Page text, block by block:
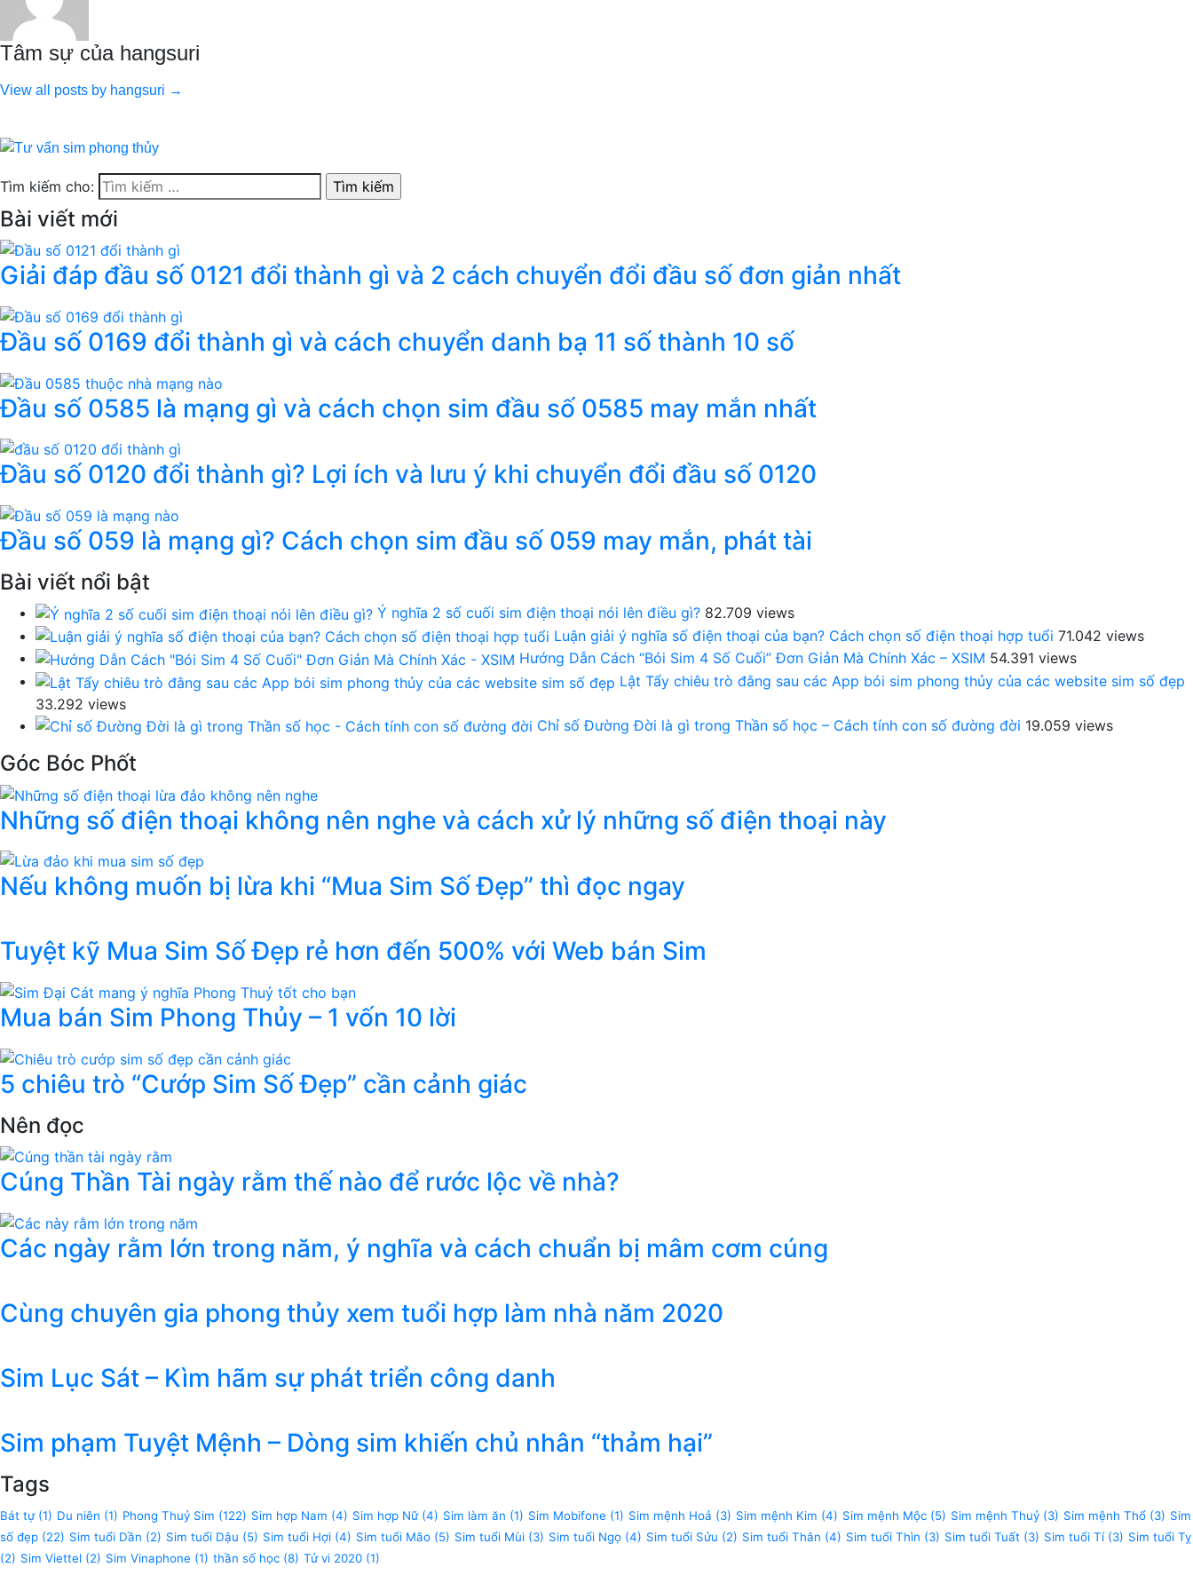
Tâm sự của hangsuri
View all posts by hangsuri →
Tìm kiếm cho:
Bài viết mới
Giải đáp đầu số 0121 đổi thành gì và 2 cách chuyển đổi đầu số đơn giản nhất
Đầu số 0169 đổi thành gì và cách chuyển danh bạ 11 số thành 10 số
Đầu số 0585 là mạng gì và cách chọn sim đầu số 0585 may mắn nhất
Đầu số 0120 đổi thành gì? Lợi ích và lưu ý khi chuyển đổi đầu số 0120
Đầu số 059 là mạng gì? Cách chọn sim đầu số 059 may mắn, phát tài
Bài viết nổi bật
Ý nghĩa 2 số cuối sim điện thoại nói lên điều gì? 82.709 views
Luận giải ý nghĩa số điện thoại của bạn? Cách chọn số điện thoại hợp tuổi 71.042 views
Hướng Dẫn Cách “Bói Sim 4 Số Cuối” Đơn Giản Mà Chính Xác – XSIM 54.391 views
Lật Tẩy chiêu trò đằng sau các App bói sim phong thủy của các website sim số đẹp
33.292 views
Chỉ số Đường Đời là gì trong Thần số học – Cách tính con số đường đời 19.059 views
Góc Bóc Phốt
Những số điện thoại không nên nghe và cách xử lý những số điện thoại này
Nếu không muốn bị lừa khi “Mua Sim Số Đẹp” thì đọc ngay
Tuyệt kỹ Mua Sim Số Đẹp rẻ hơn đến 500% với Web bán Sim
Mua bán Sim Phong Thủy – 1 vốn 10 lời
5 chiêu trò “Cướp Sim Số Đẹp” cần cảnh giác
Nên đọc
Cúng Thần Tài ngày rằm thế nào để rước lộc về nhà?
Các ngày rằm lớn trong năm, ý nghĩa và cách chuẩn bị mâm cơm cúng
Cùng chuyên gia phong thủy xem tuổi hợp làm nhà năm 2020
Sim Lục Sát – Kìm hãm sự phát triển công danh
Sim phạm Tuyệt Mệnh – Dòng sim khiến chủ nhân “thảm hại”
Tags
Bát tự(1) Du niên (1) Phong Thuỷ Sim (122) Sim hợp Nam (4) Sim hợp Nữ(4) Sim làm ăn (1) Sim Mobifone (1) Sim mệnh Hoả (3) Sim mệnh Kim (4) Sim mệnh Mộc (5) Sim mệnh Thuỷ (3) Sim mệnh Thổ (3) Sim
số đẹp (22) Sim tuổi Dần (2) Sim tuổi Dậu (5) Sim tuổi Hợi (4) Sim tuổi Mão (5) Sim tuổi Mùi (3) Sim tuổi Ngọ (4) Sim tuổi Sửu (2) Sim tuổi Thân (4) Sim tuổi Thìn (3) Sim tuổi Tuất (3) Sim tuổi Tí(3) Sim tuổi Tỵ
(2) Sim Viettel (2) Sim Vinaphone (1) thần số học (8) Tử vi 2020 (1)